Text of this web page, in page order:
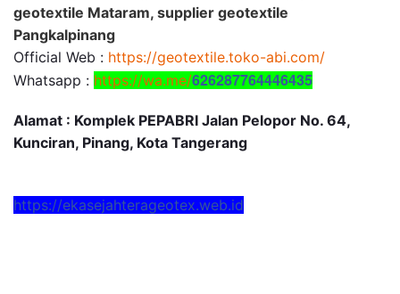
geotextile Mataram, supplier geotextile
Pangkalpinang
Official Web : https://geotextile.toko-abi.com/
Whatsapp : https://wa.me/626287764446435
Alamat : Komplek PEPABRI Jalan Pelopor No. 64,
Kunciran, Pinang, Kota Tangerang
https://ekasejahterageotex.web.id